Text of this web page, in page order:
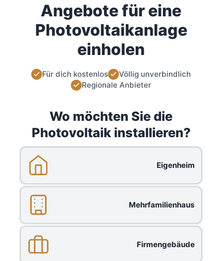
Angebote für eine
Photovoltaikanlage
einholen
Für dich kostenlos
Völlig unverbindlich
Regionale Anbieter
Wo möchten Sie die
Photovoltaik installieren?
Eigenheim
Mehrfamilienhaus
Firmengebäude